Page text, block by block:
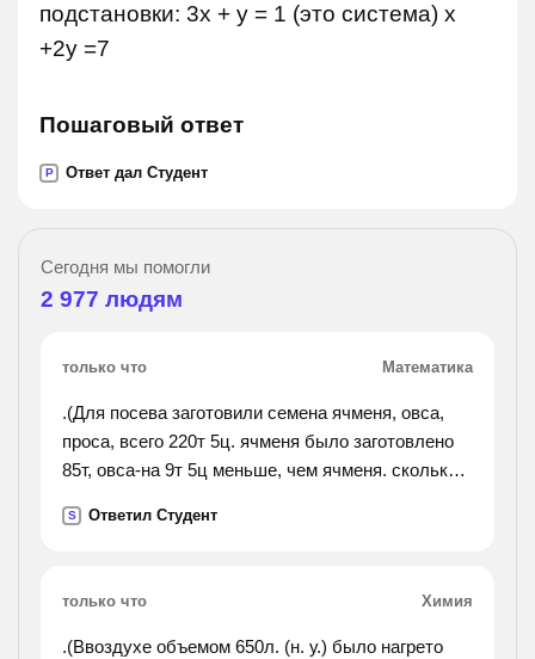
подстановки: 3х + у = 1 (это система) х
+2у =7
Пошаговый ответ
P Ответ дал Студент
Сегодня мы помогли
2 977 людям
только что Математика
.(Для посева заготовили семена ячменя, овса,
проса, всего 220т 5ц. ячменя было заготовлено
85т, овса-на 9т 5ц меньше, чем ячменя. сколько
S Ответил Студент
только что Химия
.(Ввоздухе объемом 650л. (н. у.) было нагрето